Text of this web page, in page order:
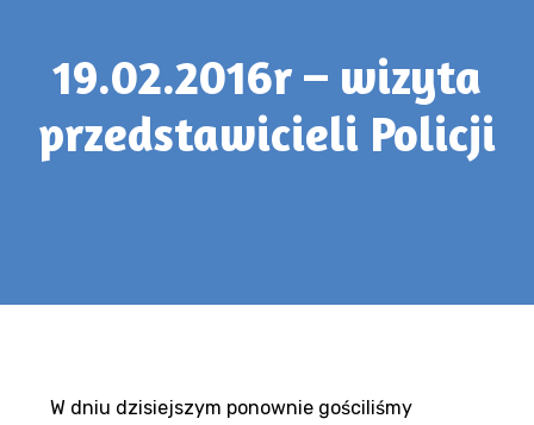
19.02.2016r – wizyta
przedstawicieli Policji
W dniu dzisiejszym ponownie gościliśmy